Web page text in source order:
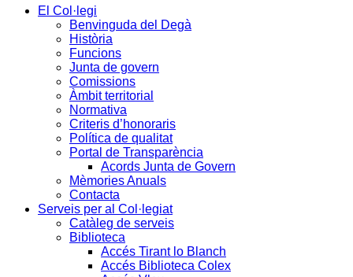
El Col·legi
Benvinguda del Degà
Història
Funcions
Junta de govern
Comissions
Àmbit territorial
Normativa
Criteris d’honoraris
Política de qualitat
Portal de Transparència
Acords Junta de Govern
Mèmories Anuals
Contacta
Serveis per al Col·legiat
Catàleg de serveis
Biblioteca
Accés Tirant lo Blanch
Accés Biblioteca Colex